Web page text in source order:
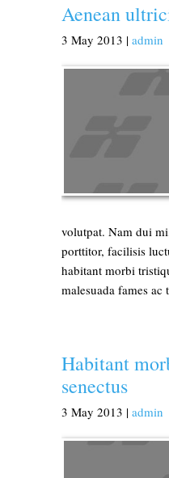
Aenean
3 May 2013 |admin
volutpat. Nam dui
porttitor, facilisis
habitant morbi
malesuada fames ac
Habitant
senectus
3 May 2013 |admin